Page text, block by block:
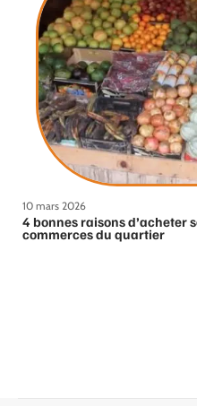
10 mars 2026
4 bonnes raisons d’acheter
commerces du quartier